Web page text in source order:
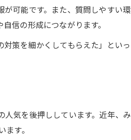
可能です。また、質問しやすい
信の形成につながります。
策を細かくしてもらえた」とい
気を後押ししています。近年、
す。